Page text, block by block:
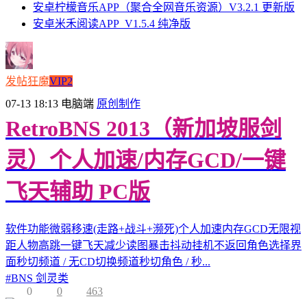
安卓柠檬音乐APP（聚合全网音乐资源）V3.2.1 更新版
安卓米禾阅读APP_V1.5.4 纯净版
发帖狂魔VIP2
07-13 18:13 电脑端 原创制作
RetroBNS 2013（新加坡服剑
灵）个人加速/内存GCD/一键
飞天辅助 PC版
软件功能微弱移速(走路+战斗+濒死)个人加速内存GCD无限视
距人物高跳一键飞天减少读图暴击抖动挂机不返回角色选择界
面秒切频道 / 无CD切换频道秒切角色 / 秒...
#BNS 剑灵类
0
0 463